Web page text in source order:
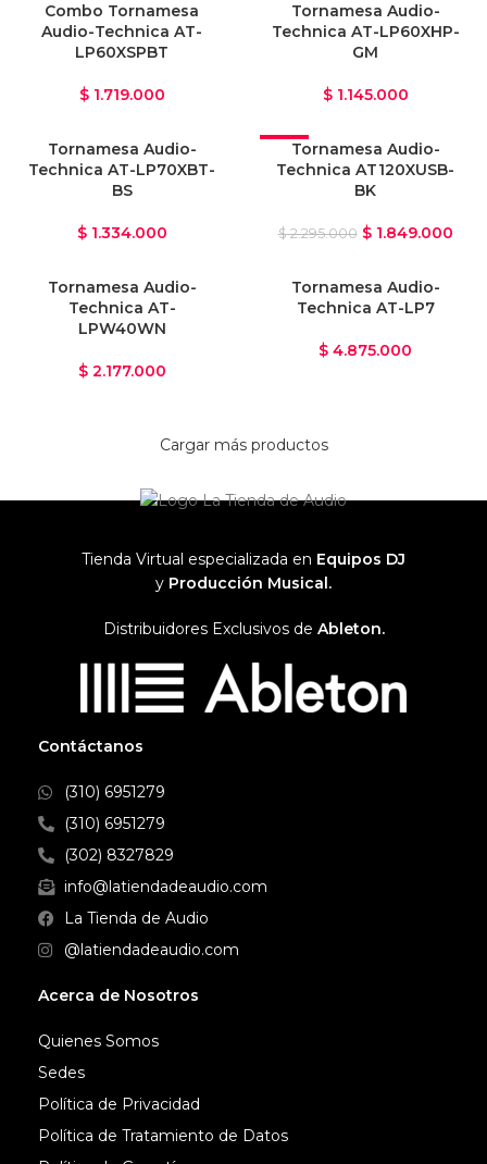
Combo Tornamesa
Audio-Technica AT-
LP60XSPBT
$1.719.000
Tornamesa Audio-
Technica AT-LP60XHP-
GM
$1.145.000
Tornamesa Audio-
Technica AT-LP70XBT-
BS
$1.334.000
-19%Tornamesa Audio-
Technica AT120XUSB-
BK
$2.295.000 $1.849.000
Tornamesa Audio-
Technica AT-
LPW40WN
$2.177.000
Tornamesa Audio-
Technica AT-LP7
$ 4.875.000
Cargar más productos
Tienda Virtual especializada en Equipos DJ
y Producción Musical.
Distribuidores Exclusivos de Ableton.
Contáctanos
(310) 6951279
(310) 6951279
(302) 8327829
info@latiendadeaudio.com
La Tienda de Audio
@latiendadeaudio.com
Acerca de Nosotros
Quienes Somos
Sedes
Política de Privacidad
Política de Tratamiento de Datos